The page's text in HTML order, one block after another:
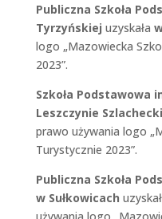
Publiczna Szkoła
Tyrzyńskiej uzyskała
logo „Mazowiecka
2023”.
Szkoła Podstawowa
Leszczynie
prawo używania logo
Turystycznie 2023”.
Publiczna Szkoła
w Sułkowicach